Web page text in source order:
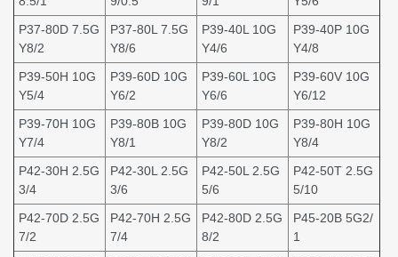
P37-80D 7.5G
Y8/2
P37-80L 7.5G
Y8/6
P39-40L 10G
Y4/6
P39-40P 10G
Y4/8
P39-50H 10G
Y5/4
P39-60D 10G
Y6/2
P39-60L 10G
Y6/6
P39-60V 10G
Y6/12
P39-70H 10G
Y7/4
P39-80B 10G
Y8/1
P39-80D 10G
Y8/2
P39-80H 10G
Y8/4
P42-30H 2.5G
3/4
P42-30L 2.5G
3/6
P42-50L 2.5G
5/6
P42-50T 2.5G
5/10
P42-70D 2.5G
7/2
P42-70H 2.5G
7/4
P42-80D 2.5G
8/2
P45-20B 5G2/
1